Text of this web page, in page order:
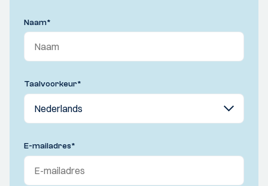
Naam*
Taalvoorkeur*
E-mailadres*